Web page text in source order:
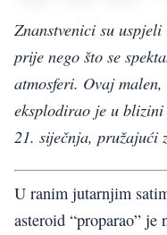
Znanstvenici su
prije nego što se
atmosferi. Ovaj
eksplodirao je u
21. siječnja, pružajući
U ranim jutarnjim
asteroid “proparao”